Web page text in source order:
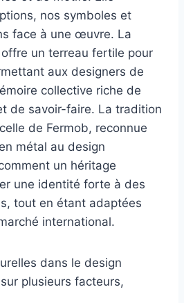
nos symboles et
face à une œuvre. La
un terreau fertile pour
aux designers de
collective riche de
de savoir-faire. La tradition
de Fermob, reconnue
métal au design
un héritage
une identité forte à des
tout en étant adaptées
international.
dans le design
plusieurs facteurs,